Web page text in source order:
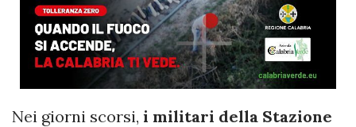
Nei giorni scorsi, i militari della Stazione